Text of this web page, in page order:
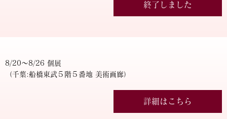
終了しました
8/20～8/26 個展
（千葉:船橋東武５階５番地 美術画廊）
詳細はこちら